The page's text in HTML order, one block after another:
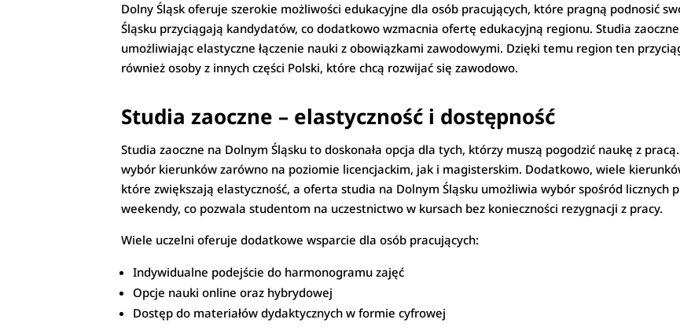
Dolny Śląsk oferuje szerokie możliwości edukacyjne dla osób pracujących, które pragną podnosić
Śląsku przyciągają kandydatów, co dodatkowo wzmacnia ofertę edukacyjną regionu. Studia
umożliwiając elastyczne łączenie nauki z obowiązkami zawodowymi. Dzięki temu region ten
również osoby z innych części Polski, które chcą rozwijać się zawodowo.
Studia zaoczne – elastyczność i dostępność
Studia zaoczne na Dolnym Śląsku to doskonała opcja dla tych, którzy muszą pogodzić naukę z
wybór kierunków zarówno na poziomie licencjackim, jak i magisterskim. Dodatkowo, wiele
które zwiększają elastyczność, a oferta studia na Dolnym Śląsku umożliwia wybór spośród licznych
weekendy, co pozwala studentom na uczestnictwo w kursach bez konieczności rezygnacji z pracy.
Wiele uczelni oferuje dodatkowe wsparcie dla osób pracujących:
Indywidualne podejście do harmonogramu zajęć
Opcje nauki online oraz hybrydowej
Dostęp do materiałów dydaktycznych w formie cyfrowej